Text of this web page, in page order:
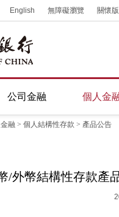
English 無障礙瀏覽 關懷版
公司金融 個人金
融 > 個人結構性存款 > 產品公告
/外幣結構性存款產